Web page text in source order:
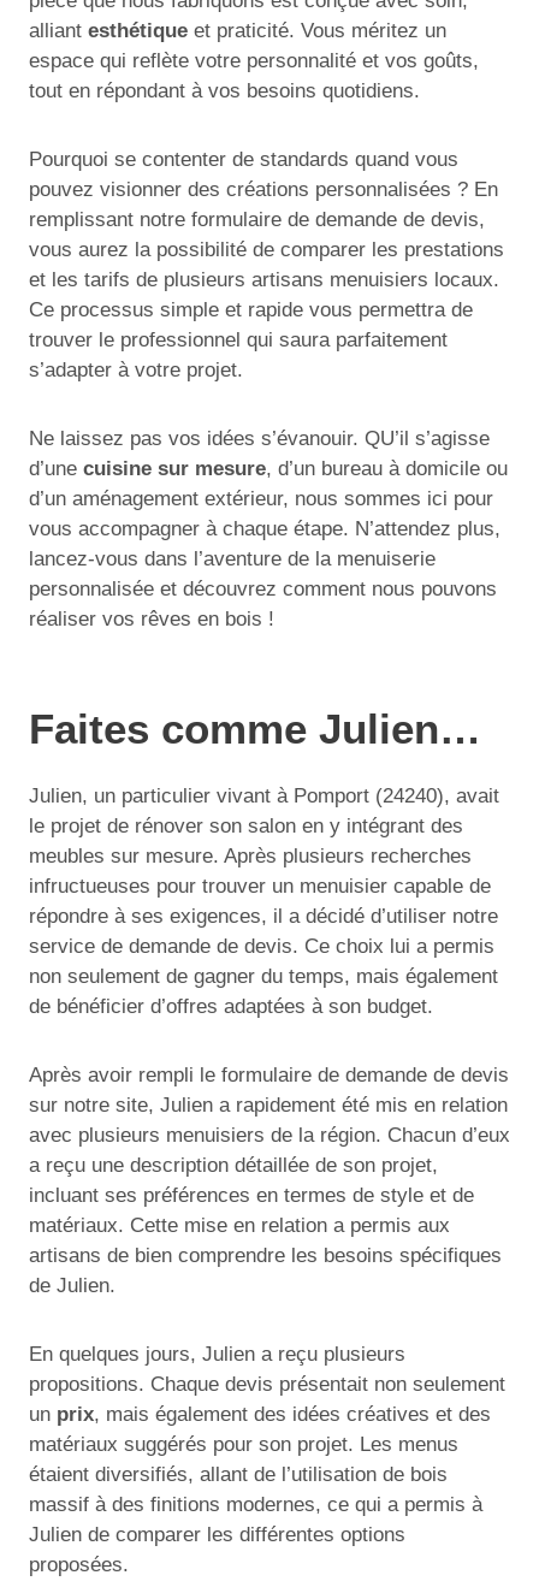
alliant esthétique et praticité. Vous méritez un
espace qui reflète votre personnalité et vos goûts,
tout en répondant à vos besoins quotidiens.
Pourquoi se contenter de standards quand vous
pouvez visionner des créations personnalisées ? En
remplissant notre formulaire de demande de devis,
vous aurez la possibilité de comparer les prestations
et les tarifs de plusieurs artisans menuisiers locaux.
Ce processus simple et rapide vous permettra de
trouver le professionnel qui saura parfaitement
s’adapter à votre projet.
Ne laissez pas vos idées s’évanouir. QU’il s’agisse
d’une cuisine sur mesure, d’un bureau à domicile ou
d’un aménagement extérieur, nous sommes ici pour
vous accompagner à chaque étape. N’attendez plus,
lancez-vous dans l’aventure de la menuiserie
personnalisée et découvrez comment nous pouvons
réaliser vos rêves en bois !
Faites comme Julien…
Julien, un particulier vivant à Pomport (24240), avait
le projet de rénover son salon en y intégrant des
meubles sur mesure. Après plusieurs recherches
infructueuses pour trouver un menuisier capable de
répondre à ses exigences, il a décidé d’utiliser notre
service de demande de devis. Ce choix lui a permis
non seulement de gagner du temps, mais également
de bénéficier d’offres adaptées à son budget.
Après avoir rempli le formulaire de demande de devis
sur notre site, Julien a rapidement été mis en relation
avec plusieurs menuisiers de la région. Chacun d’eux
a reçu une description détaillée de son projet,
incluant ses préférences en termes de style et de
matériaux. Cette mise en relation a permis aux
artisans de bien comprendre les besoins spécifiques
de Julien.
En quelques jours, Julien a reçu plusieurs
propositions. Chaque devis présentait non seulement
un prix, mais également des idées créatives et des
matériaux suggérés pour son projet. Les menus
étaient diversifiés, allant de l’utilisation de bois
massif à des finitions modernes, ce qui a permis à
Julien de comparer les différentes options
proposées.